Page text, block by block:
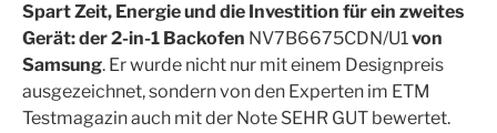
Spart Zeit, Energie und die Investition für ein zweites
Gerät: der 2-in-1 Backofen NV7B6675CDN/U1von
Samsung. Er wurde nicht nur mit einem Designpreis
ausgezeichnet, sondern von den Experten im ETM
Testmagazin auch mit der Note SEHR GUT bewertet.